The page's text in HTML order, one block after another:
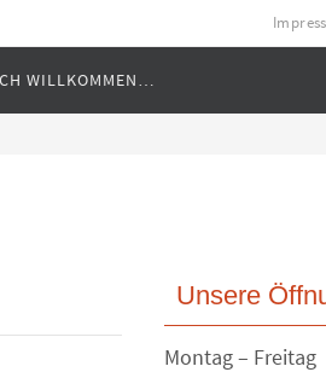
WILLKOMMEN…
Unsere
Montag – Freitag